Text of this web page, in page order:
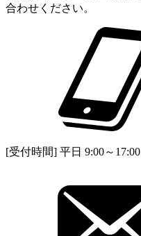
合わせください。
[受付時間] 平日 9:00～17:00